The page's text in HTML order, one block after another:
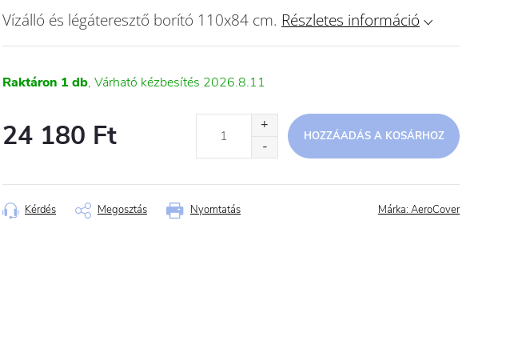
Vízálló és légáteresztő borító 110x84 cm. Részletes információ
Raktáron 1 db 2026.8.11
24 180 Ft HOZZÁADÁS A KOSÁRHOZ
Nyomtatás
Kérdés Megosztás Márka: AeroCover